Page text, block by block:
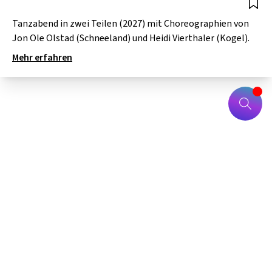
Tanzabend in zwei Teilen (2027) mit Choreographien von
Jon Ole Olstad (Schneeland) und Heidi Vierthaler (Kogel).
Mehr erfahren